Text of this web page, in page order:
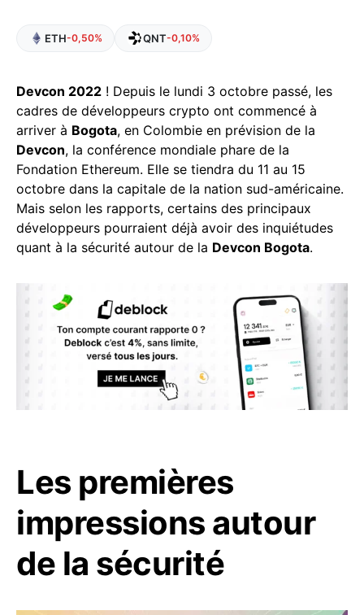
ETH-0,50% QNT-0,10%
Devcon 2022 ! Depuis le lundi 3 octobre passé, les
cadres de développeurs crypto ont commencé à
arriver à Bogota, en Colombie en prévision de la
Devcon, la conférence mondiale phare de la
Fondation Ethereum. Elle se tiendra du 11 au 15
octobre dans la capitale de la nation sud-américaine.
Mais selon les rapports, certains des principaux
développeurs pourraient déjà avoir des inquiétudes
quant à la sécurité autour de la Devcon Bogota.
Les premières
impressions autour
de la sécurité